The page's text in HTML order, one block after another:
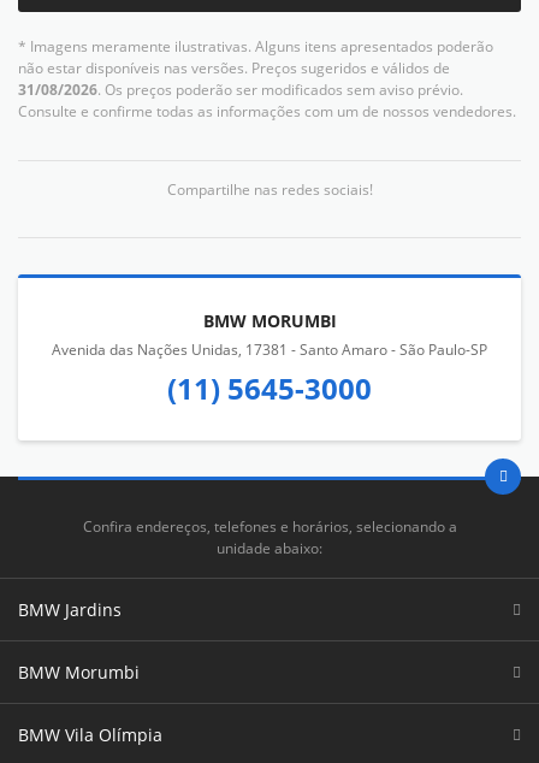
* Imagens meramente ilustrativas. Alguns itens apresentados poderão
não estar disponíveis nas versões. Preços sugeridos e válidos de
31/08/2026. Os preços poderão ser modificados sem aviso prévio.
Consulte e confirme todas as informações com um de nossos vendedores.
Compartilhe nas redes sociais!
BMW MORUMBI
Avenida das Nações Unidas, 17381 - Santo Amaro - São Paulo-SP
(11) 5645-3000
Confira endereços, telefones e horários, selecionando a
unidade abaixo:
BMW Jardins
BMW Morumbi
BMW Vila Olímpia